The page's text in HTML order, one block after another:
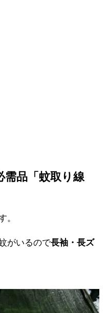
需品「蚊取り線
。
がいるので長袖・長ズ